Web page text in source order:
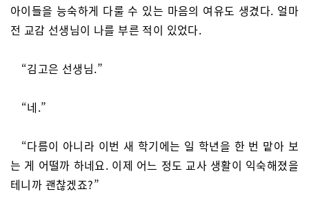
아이들을 능숙하게 다룰 수 있는 마음의 여유도 생겼다. 얼마
전 교감 선생님이 나를 부른 적이 있었다.
“김고은 선생님.”
“네.”
“다름이 아니라 이번 새 학기에는 일 학년을 한 번 맡아 보
는 게 어떨까 하네요. 이제 어느 정도 교사 생활이 익숙해졌을
테니까 괜찮겠죠?”